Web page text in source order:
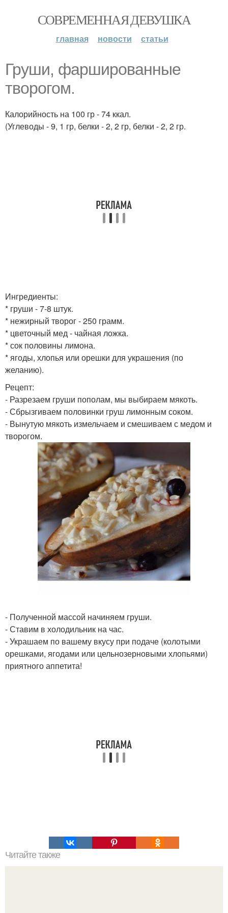
СОВРЕМЕННАЯ ДЕВУШКА
главная новости статьи
Груши, фаршированные
творогом.
Калорийность на 100 гр - 74 ккал.
(Углеводы - 9, 1 гр, белки - 2, 2 гр, белки - 2, 2 гр.
Ингредиенты:
* груши - 7-8 штук.
* нежирный творог - 250 грамм.
* цветочный мед - чайная ложка.
* сок половины лимона.
* ягоды, хлопья или орешки для украшения (по
желанию).
Рецепт:
- Разрезаем груши пополам, мы выбираем мякоть.
- Сбрызгиваем половинки груш лимонным соком.
- Вынутую мякоть измельчаем и смешиваем с медом и
творогом.
- Полученной массой начиняем груши.
- Ставим в холодильник на час.
- Украшаем по вашему вкусу при подаче (колотыми
орешками, ягодами или цельнозерновыми хлопьями)
приятного аппетита!
Читайте также